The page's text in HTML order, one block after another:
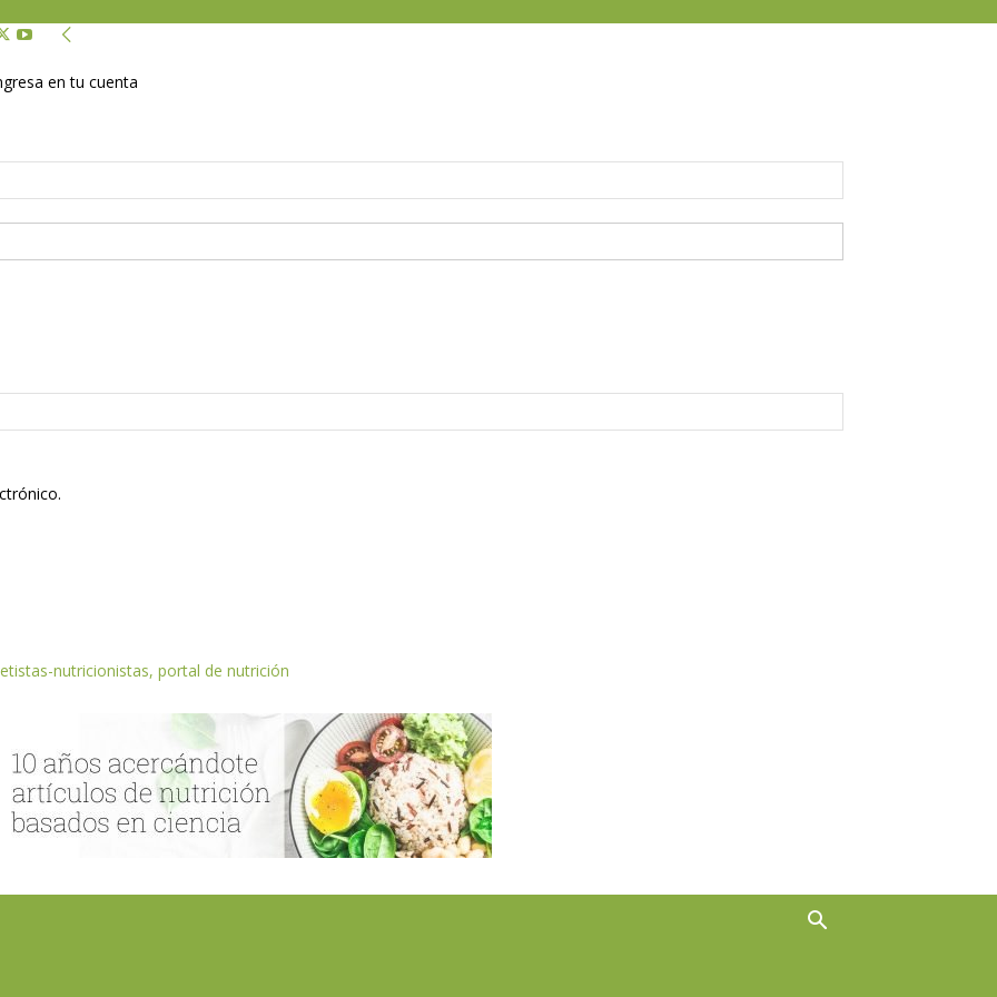
en tu cuenta
nutricionistas, portal de nutrición